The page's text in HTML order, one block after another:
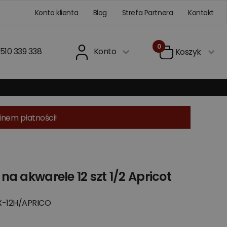
Konto klienta Blog Strefa Partnera Kontakt
510 339 338 Konto 0 Koszyk
płatności!
akwarele 12 szt 1/2 Apricot
12H/APRICO